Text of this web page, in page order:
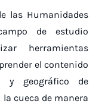
las Humanidades
de estudio
herramientas
el contenido
y geográfico de
cueca de manera